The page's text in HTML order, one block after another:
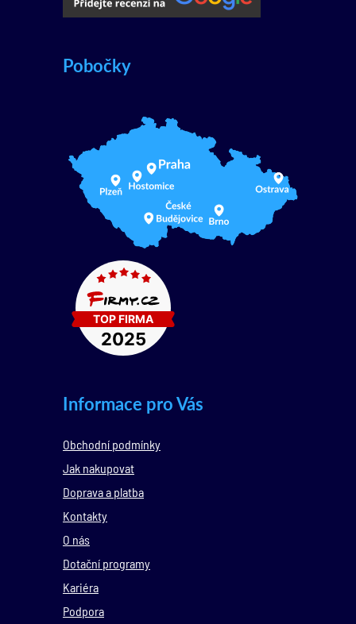
Pobočky
Informace pro Vás
Obchodní podmínky
Jak nakupovat
Doprava a platba
Kontakty
O nás
Dotační programy
Kariéra
Podpora